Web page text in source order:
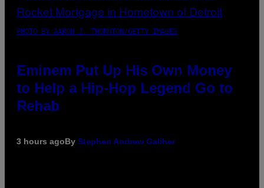
PHOTO BY AARON J. THORNTON/GETTY IMAGES
Eminem Put Up His Own Money
to Help a Hip-Hop Legend Go to
Rehab
3 hours agoBy Stephen Andrew Galiher